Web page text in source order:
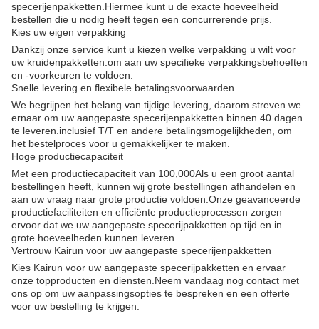
specerijenpakketten.Hiermee kunt u de exacte hoeveelheid
bestellen die u nodig heeft tegen een concurrerende prijs.
Kies uw eigen verpakking
Dankzij onze service kunt u kiezen welke verpakking u wilt voor
uw kruidenpakketten.om aan uw specifieke verpakkingsbehoeften
en -voorkeuren te voldoen.
Snelle levering en flexibele betalingsvoorwaarden
We begrijpen het belang van tijdige levering, daarom streven we
ernaar om uw aangepaste specerijenpakketten binnen 40 dagen
te leveren.inclusief T/T en andere betalingsmogelijkheden, om
het bestelproces voor u gemakkelijker te maken.
Hoge productiecapaciteit
Met een productiecapaciteit van 100,000Als u een groot aantal
bestellingen heeft, kunnen wij grote bestellingen afhandelen en
aan uw vraag naar grote productie voldoen.Onze geavanceerde
productiefaciliteiten en efficiënte productieprocessen zorgen
ervoor dat we uw aangepaste specerijpakketten op tijd en in
grote hoeveelheden kunnen leveren.
Vertrouw Kairun voor uw aangepaste specerijenpakketten
Kies Kairun voor uw aangepaste specerijpakketten en ervaar
onze topproducten en diensten.Neem vandaag nog contact met
ons op om uw aanpassingsopties te bespreken en een offerte
voor uw bestelling te krijgen.